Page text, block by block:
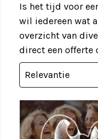
Is het tijd voor
wil iedereen wat
overzicht van
direct een offerte